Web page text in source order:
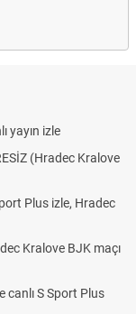
Kralove
maçı
Plus
Hradec
Trivela
Plonjon